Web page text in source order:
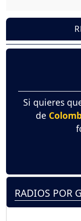
Si quieres
de
RADIOS POR